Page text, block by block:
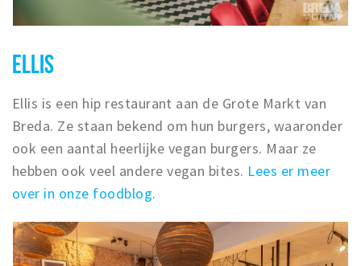
ELLIS
Ellis is een hip restaurant aan de Grote Markt van
Breda. Ze staan bekend om hun burgers, waaronder
ook een aantal heerlijke vegan burgers. Maar ze
hebben ook veel andere vegan bites. Lees er meer
over in onze foodblog.